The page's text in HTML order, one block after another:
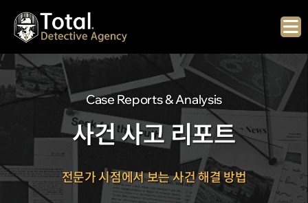
content
Case Reports & Analysis
사건 사고 리포트
전문가 시점에서 보는 사건 해결 방법